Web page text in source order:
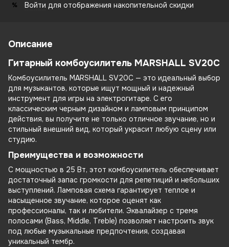
% Войти для отображения накопительной скидки
Описание
Гитарный комбоусилитель MARSHALL SV20C
Комбоусилитель MARSHALL SV20C — это идеальный выбор
для музыкантов, которые ищут мощный и надежный
инструмент для игры на электрогитаре. С его
классическим черным дизайном и ламповым принципом
действия, вы получите не только отличное звучание, но и
стильный внешний вид, который украсит любую сцену или
студию.
Преимущества и возможности
С мощностью в 25 Вт, этот комбоусилитель обеспечивает
достаточный запас громкости для репетиций и небольших
выступлений. Ламповая схема гарантирует теплое и
насыщенное звучание, которое оценят как
профессионалы, так и любители. Эквалайзер с тремя
полосами (Bass, Middle, Treble) позволяет настроить звук
под любые музыкальные предпочтения, создавая
уникальный тембр.